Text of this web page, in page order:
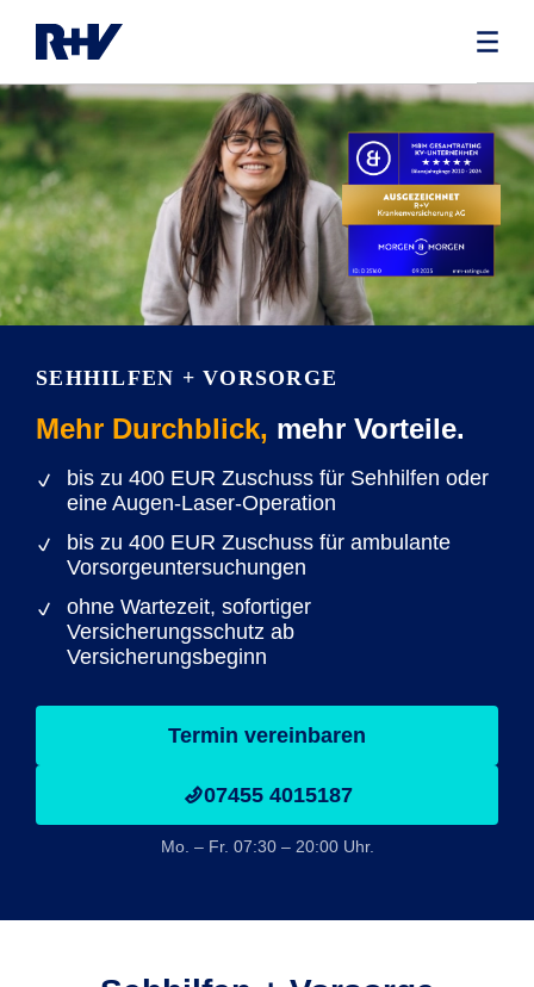
SEHHILFEN + VORSORGE
Mehr Durchblick, mehr Vorteile.
bis zu 400 EUR Zuschuss für Sehhilfen oder
eine Augen-Laser-Operation
bis zu 400 EUR Zuschuss für ambulante
Vorsorgeuntersuchungen
ohne Wartezeit, sofortiger
Versicherungsschutz ab
Versicherungsbeginn
Termin vereinbaren
07455 4015187
Mo. – Fr. 07:30 – 20:00 Uhr.